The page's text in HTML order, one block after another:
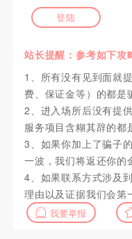
登陆
站长提醒：参考如下攻
1、所有没有见到面就
费、保证金等）的都是
2、进入场所后没有提
服务项目含糊其辞的都
3、如果你加上了骗子
一波，我们将返还你的
4、如果联系方式涉及
理由以及证据我们会第
我要举报